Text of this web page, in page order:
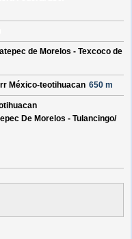
de Morelos - Texcoco de
México-teotihuacan 650 m
De Morelos - Tulancingo/